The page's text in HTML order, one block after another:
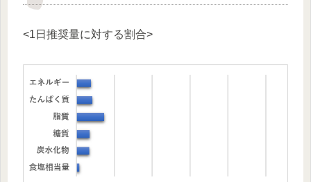
<1日推奨量に対する割合>